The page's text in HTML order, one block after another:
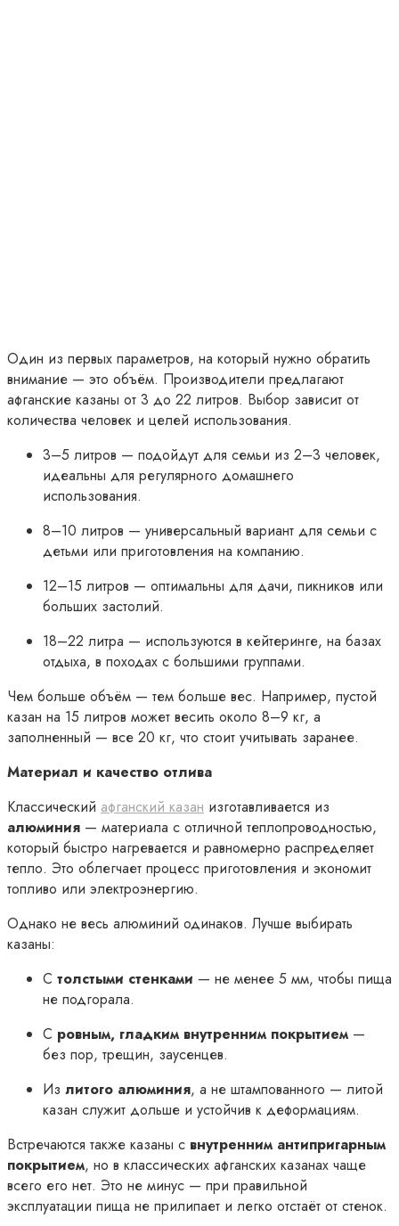
Один из первых параметров, на который нужно обратить
внимание — это объём. Производители предлагают
афганские казаны от 3 до 22 литров. Выбор зависит от
количества человек и целей использования.
3–5 литров — подойдут для семьи из 2–3 человек,
идеальны для регулярного домашнего
использования.
8–10 литров — универсальный вариант для семьи с
детьми или приготовления на компанию.
12–15 литров — оптимальны для дачи, пикников или
больших застолий.
18–22 литра — используются в кейтеринге, на базах
отдыха, в походах с большими группами.
Чем больше объём — тем больше вес. Например, пустой
казан на 15 литров может весить около 8–9 кг, а
заполненный — все 20 кг, что стоит учитывать заранее.
Материал и качество отлива
Классический афганский казан изготавливается из
алюминия — материала с отличной теплопроводностью,
который быстро нагревается и равномерно распределяет
тепло. Это облегчает процесс приготовления и экономит
топливо или электроэнергию.
Однако не весь алюминий одинаков. Лучше выбирать
казаны:
С толстыми стенками — не менее 5 мм, чтобы пища
не подгорала.
С ровным, гладким внутренним покрытием —
без пор, трещин, заусенцев.
Из литого алюминия, а не штампованного — литой
казан служит дольше и устойчив к деформациям.
Встречаются также казаны с внутренним антипригарным
покрытием, но в классических афганских казанах чаще
всего его нет. Это не минус — при правильной
эксплуатации пища не прилипает и легко отстаёт от стенок.